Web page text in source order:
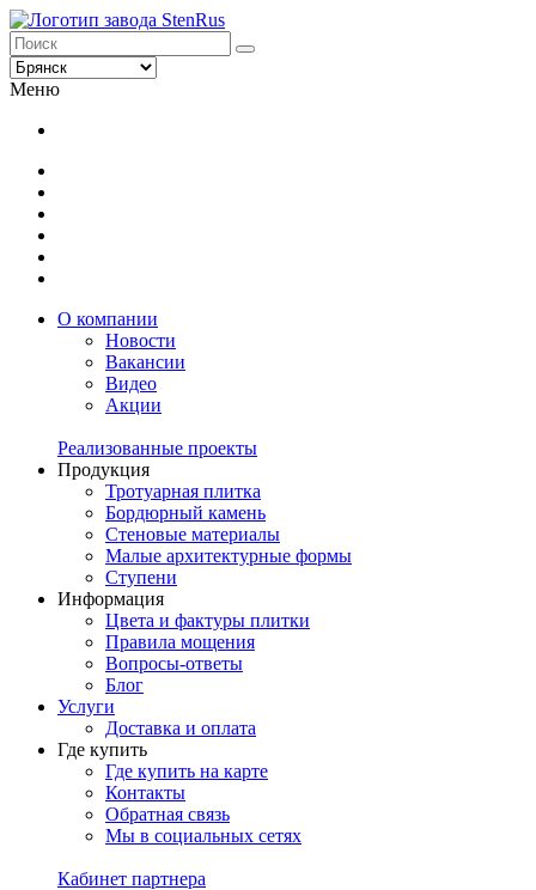
Меню
О компании
Новости
Вакансии
Видео
Акции
Реализованные проекты
Продукция
Тротуарная плитка
Бордюрный камень
Стеновые материалы
Малые архитектурные формы
Ступени
Информация
Цвета и фактуры плитки
Правила мощения
Вопросы-ответы
Блог
Услуги
Доставка и оплата
Где купить
Где купить на карте
Контакты
Обратная связь
Мы в социальных сетях
Кабинет партнера